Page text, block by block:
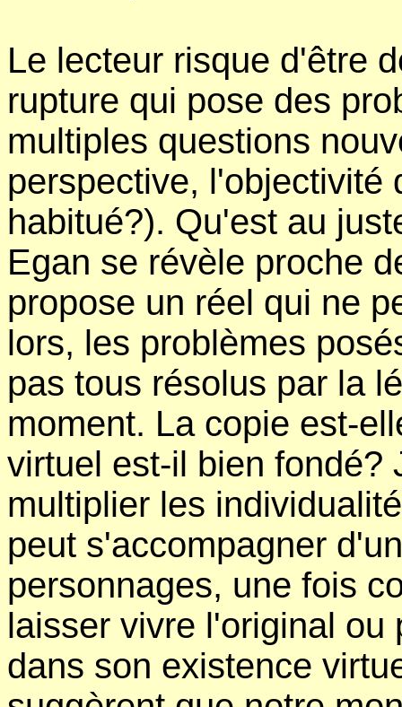
Le lecteur risque d'être
rupture qui pose des
multiples questions
perspective, l'objectivité
habitué?). Qu'est au
Egan se révèle proche
propose un réel qui ne
lors, les problèmes
pas tous résolus par la
moment. La copie est-
virtuel est-il bien fondé?
multiplier les
peut s'accompagner
personnages, une fois
laisser vivre l'original ou
dans son existence